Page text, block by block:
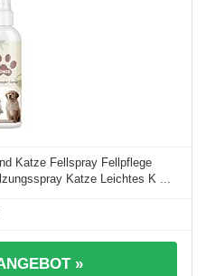
Katze Fellspray Fellpflege
Katze Leichtes K ...
»